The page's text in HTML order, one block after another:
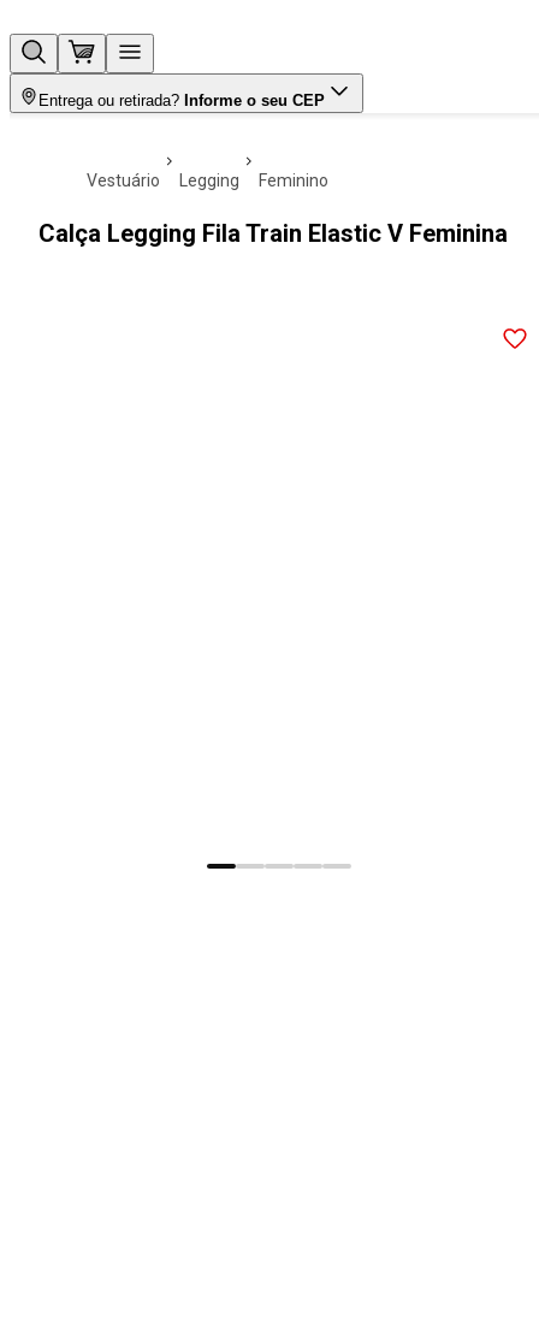
Entrega ou retirada? Informe o seu CEP
vestuário legging feminino
Calça Legging Fila Train Elastic V Feminina